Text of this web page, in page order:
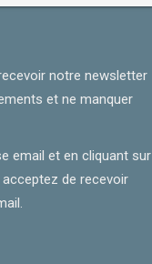
notre newsletter
et ne manquer
email et en cliquant sur
de recevoir